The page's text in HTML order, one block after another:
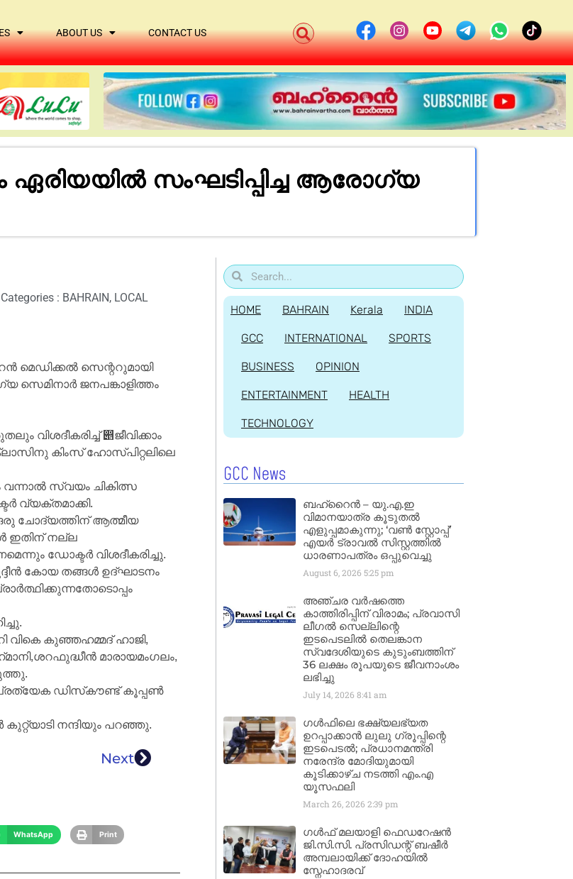
ABOUT US CONTACT US
സംഘടിപ്പിച്ച ആരോഗ്യ
Categories : BAHRAIN, LOCAL
മെഡിക്കൽ സെന്ററുമായി
സെമിനാർ ജനപങ്കാളിത്തം
വിശദീകരിച്ച് ൅ജീവിക്കാം
കിംസ് ഹോസ്പിറ്റലിലെ
സ്വയം ചികിത്സ
വ്യക്തമാക്കി.
ചോദ്യത്തിന് ആത്മീയ
ഇതിന് നല്ല
ഡോക്ടർ വിശദീകരിച്ചു.
കോയ തങ്ങള്‍ ഉദ്ഘാടനം
കുഞ്ഞഹമ്മദ് ഹാജി,
മാരായമംഗലം,
പ്രത്യേക ഡിസ്‌കൗണ്ട് കൂപ്പൺ
നന്ദിയും പറഞ്ഞു.
Next
WhatsApp Print
HOME BAHRAIN Kerala INDIA
GCC INTERNATIONAL SPORTS
BUSINESS OPINION
ENTERTAINMENT HEALTH
TECHNOLOGY
GCC News
ബഹ്‌റൈൻ – യു.എ.ഇ
വിമാനയാത്ര കൂടുതൽ
എളുപ്പമാകുന്നു; ‘വൺ സ്റ്റോപ്പ്’
എയർ ട്രാവൽ സിസ്റ്റത്തിൽ
ധാരണാപത്രം ഒപ്പുവെച്ചു
August 6, 2026 5:25 pm
അഞ്ചര വർഷത്തെ
കാത്തിരിപ്പിന് വിരാമം; പ്രവാസി
ലീഗൽ സെല്ലിന്റെ
ഇടപെടലിൽ തെലങ്കാന
സ്വദേശിയുടെ കുടുംബത്തിന്
36 ലക്ഷം രൂപയുടെ ജീവനാംശം
ലഭിച്ചു
July 14, 2026 8:41 am
ഗൾഫിലെ ഭക്ഷ്യലഭ്യത
ഉറപ്പാക്കാൻ ലുലു ഗ്രൂപ്പിന്റെ
ഇടപെടൽ; പ്രധാനമന്ത്രി
നരേന്ദ്ര മോദിയുമായി
കൂടിക്കാഴ്ച നടത്തി എം.എ
യൂസഫലി
March 26, 2026 2:39 pm
ഗൾഫ് മലയാളി ഫെഡറേഷൻ
ജി.സി.സി. പ്രസിഡന്റ് ബഷീർ
അമ്പലായിക്ക് ദോഹയിൽ
സ്നേഹാദരവ്